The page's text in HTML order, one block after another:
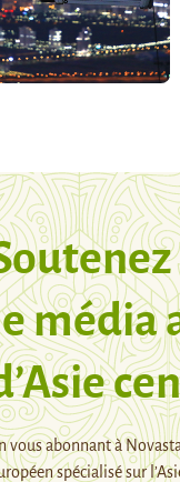
média
vous abonnant à
spécialisé sur